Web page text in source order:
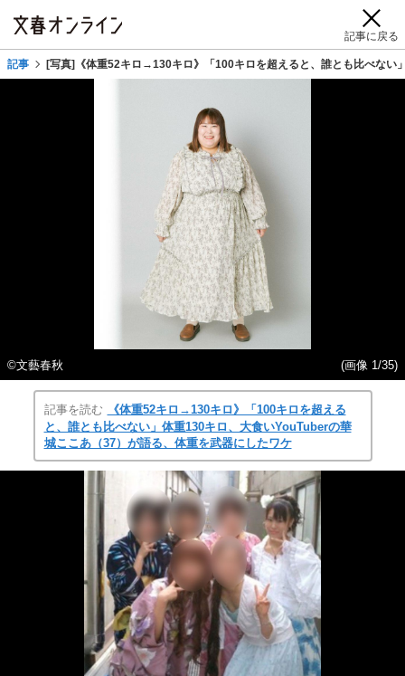
記事に戻る
記事 [写真]《体重52キロ→130キロ》「100キロを超えると、誰とも比べない
©︎文藝春秋 (画像 1/35)
記事を読む
《体重52キロ→130キロ》「100キロを超える
と、誰とも比べない」体重130キロ、大食いYouTuberの華
城ここあ（37）が語る、体重を武器にしたワケ